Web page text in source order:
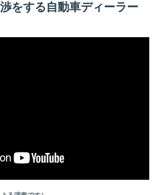
をする自動車ディーラー